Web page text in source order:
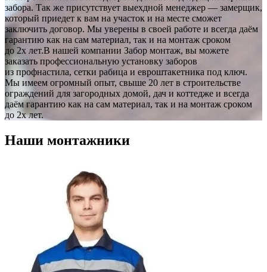
забора. Так же присутствует выехдной менеджер — замерщик,
который приедет к вам на участок и на месте сможет
заключить договор. Мы уверены в своей работе и всегда даём
гарантию как на сам материал, так и на монтаж сроком
до 2х лет.В нашей компании Забор монтаж, вы можете
заказать профессиональную установку заборов
из профнастила, сетки рабица и евроштакетника под ключ.
Мы имеем огромный опыт, свыше 20 лет в строительстве
ограждений для загородных домой, дач и коттедже и всегда
даём гарантию как на сам материал, так и на монтаж сроком
до 2х лет.
Наши монтажники